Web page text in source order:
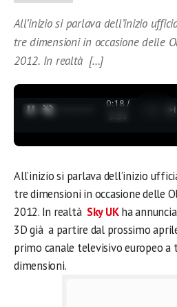
All’inizio si parlava dell’inizio
tre dimensioni in occasione delle
2012. In realtà […]
0:18 /
3:35
All’inizio si parlava dell’inizio
tre dimensioni in occasione delle
2012. In realtà Sky UKha
3D già a partire dal prossimo
primo canale televisivo europeo
dimensioni.